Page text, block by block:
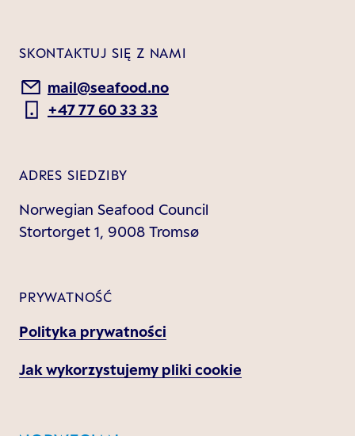
SKONTAKTUJ SIĘ Z NAMI
mail@seafood.no
+47 77 60 33 33
ADRES SIEDZIBY
Norwegian Seafood Council
Stortorget 1, 9008 Tromsø
PRYWATNOŚĆ
Polityka prywatności
Jak wykorzystujemy pliki cookie